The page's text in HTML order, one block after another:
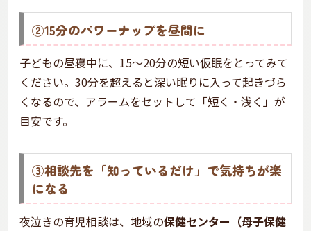
②15分のパワーナップを昼間に
子どもの昼寝中に、15〜20分の短い仮眠をとってみて
ください。30分を超えると深い眠りに入って起きづら
くなるので、アラームをセットして「短く・浅く」が
目安です。
③相談先を「知っているだけ」で気持ちが楽
になる
夜泣きの育児相談は、地域の保健センター（母子保健